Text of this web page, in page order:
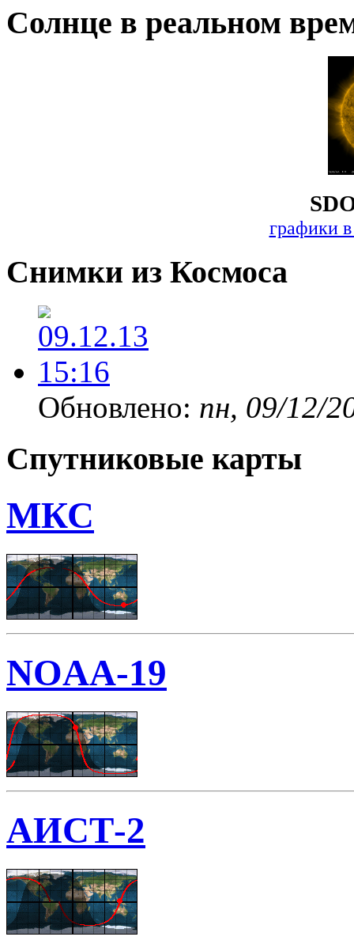
Солнце в реальном
графики
Снимки из Космоса
Обновлено: пн, 09/12/
Спутниковые карты
МКС
NOAA-19
АИСТ-2